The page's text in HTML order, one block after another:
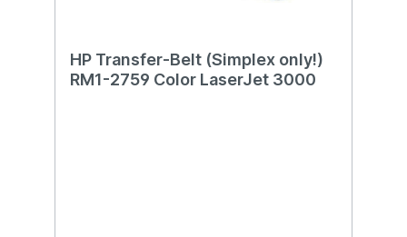
HP Transfer-Belt (Simplex only!)
RM1-2759 Color LaserJet 3000